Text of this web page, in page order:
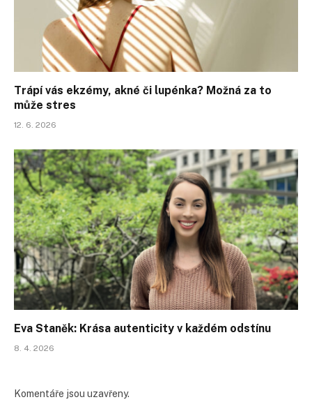
Trápí vás ekzémy, akné či lupénka? Možná za to
může stres
12. 6. 2026
Eva Staněk: Krása autenticity v každém odstínu
8. 4. 2026
Komentáře jsou uzavřeny.